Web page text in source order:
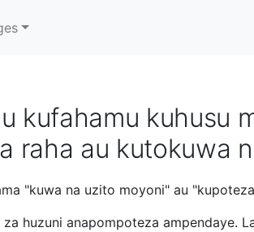
kufahamu kuhusu
raha au kutokuwa
"kuwa na uzito moyoni" au
huzuni anapompoteza ampendaye.